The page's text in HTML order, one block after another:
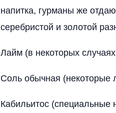
напитка, гурманы же
серебристой и золотой
Лайм (в некоторых
Соль обычная (некоторые
Кабильитос (специальные